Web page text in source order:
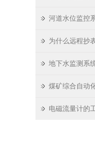
河道水位监控
煤矿综合自动
电磁流量计的